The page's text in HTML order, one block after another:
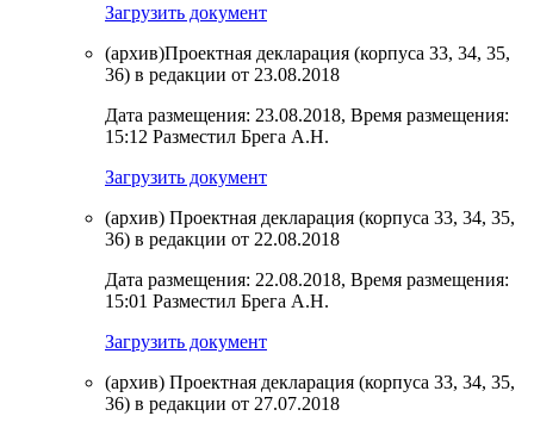
Загрузить документ
(архив)Проектная декларация (корпуса 33, 34, 35,
36) в редакции от 23.08.2018
Дата размещения: 23.08.2018, Время размещения:
15:12 Разместил Брега А.Н.
Загрузить документ
(архив) Проектная декларация (корпуса 33, 34, 35,
36) в редакции от 22.08.2018
Дата размещения: 22.08.2018, Время размещения:
15:01 Разместил Брега А.Н.
Загрузить документ
(архив) Проектная декларация (корпуса 33, 34, 35,
36) в редакции от 27.07.2018